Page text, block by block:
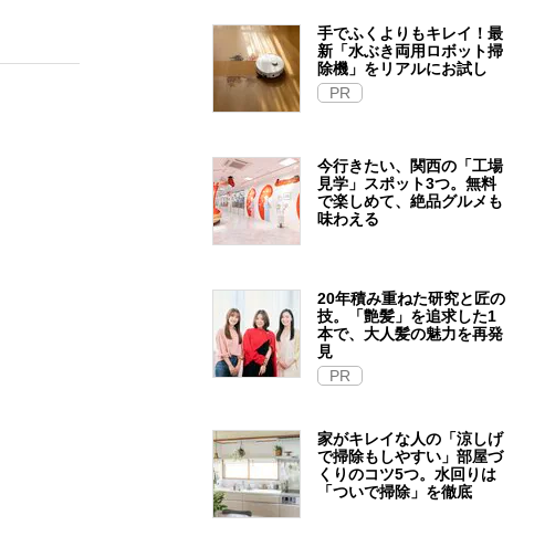
手でふくよりもキレイ！最
新「水ぶき両用ロボット掃
除機」をリアルにお試し
PR
今行きたい、関西の「工場
見学」スポット3つ。無料
で楽しめて、絶品グルメも
味わえる
20年積み重ねた研究と匠の
技。「艶髪」を追求した1
本で、大人髪の魅力を再発
見
PR
家がキレイな人の「涼しげ
で掃除もしやすい」部屋づ
くりのコツ5つ。水回りは
「ついで掃除」を徹底